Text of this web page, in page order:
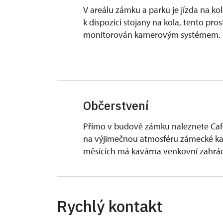
Vstup z průjezdu zámku, dvoukřídlé
vstupenek i bohatou nabídku
Kavárna
a mimo to můžete využít zvonku v
Venkovní
Nádvoří zámku je dlážděné
V areálu zámku a parku je jízda na
k dispozici stojany na kola, tento
monitorován kamerovým systémem.
Občerstvení
Přímo v budově zámku naleznete
na výjimečnou atmosféru zámecké
měsících má kavárna venkovní
Rychlý kontakt